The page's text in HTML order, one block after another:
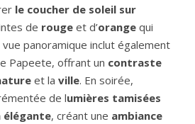
le coucher de soleil sur
de rouge et d’orange qui
vue panoramique inclut également
Papeete, offrant un contraste
et la ville. En soirée,
de lumières tamisées
élégante, créant une ambiance